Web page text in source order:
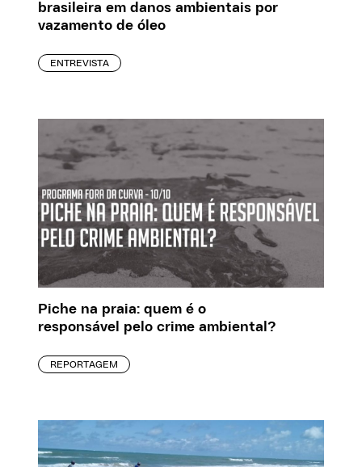
brasileira em danos ambientais por
vazamento de óleo
ENTREVISTA
Piche na praia: quem é o
responsável pelo crime ambiental?
REPORTAGEM